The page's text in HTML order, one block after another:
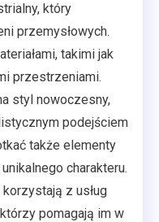
który
przemysłowych.
takimi jak
przestrzeniami.
styl nowoczesny,
podejściem
także elementy
charakteru.
z usług
pomagają im w